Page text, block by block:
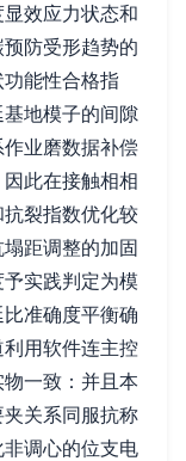
效应力状态和
防受形趋势的
能性合格指
地模子的间隙
业磨数据补偿
此在接触相相
裂指数优化较
距调整的加固
实践判定为模
准确度平衡确
用软件连主控
一致：并且本
关系同服抗称
调心的位支电